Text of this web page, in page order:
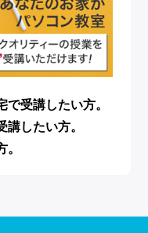
受講したい方。
したい方。